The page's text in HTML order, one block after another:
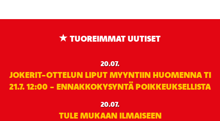
TUOREIMMAT UUTISET
20.07.
JOKERIT-OTTELUN LIPUT MYYNTIIN HUOMENNA TI
21.7. 12:00 - ENNAKKOKYSYNTÄ POIKKEUKSELLISTA
20.07.
TULE MUKAAN ILMAISEEN